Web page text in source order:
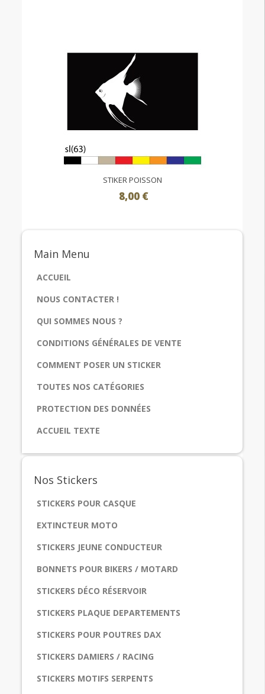
STIKER POISSON
8,00 €
Main Menu
ACCUEIL
NOUS CONTACTER !
QUI SOMMES NOUS ?
CONDITIONS GÉNÉRALES DE VENTE
COMMENT POSER UN STICKER
TOUTES NOS CATÉGORIES
PROTECTION DES DONNÉES
ACCUEIL TEXTE
Nos Stickers
STICKERS POUR CASQUE
EXTINCTEUR MOTO
STICKERS JEUNE CONDUCTEUR
BONNETS POUR BIKERS / MOTARD
STICKERS DÉCO RÉSERVOIR
STICKERS PLAQUE DEPARTEMENTS
STICKERS POUR POUTRES DAX
STICKERS DAMIERS / RACING
STICKERS MOTIFS SERPENTS